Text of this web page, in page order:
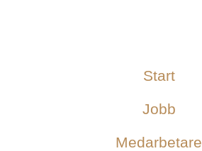
Start
Jobb
Medarbetare